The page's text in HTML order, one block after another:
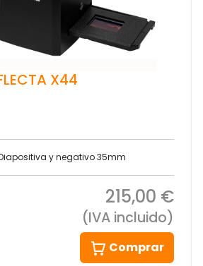
X44
y negativo 35mm
215,00 €
(IVA incluido)
Comprar